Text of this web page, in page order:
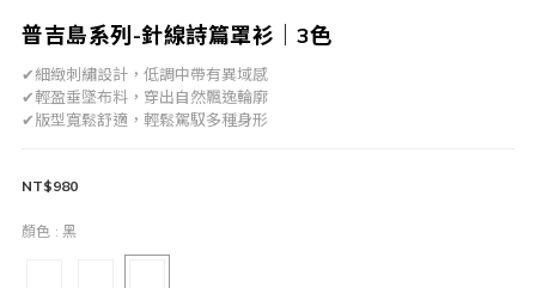
普吉島系列-針線詩篇罩衫｜3色
✔細緻刺繡設計，低調中帶有異域感
✔輕盈垂墜布料，穿出自然飄逸輪廓
✔版型寬鬆舒適，輕鬆駕馭多種身形
NT$980
顏色 : 黑